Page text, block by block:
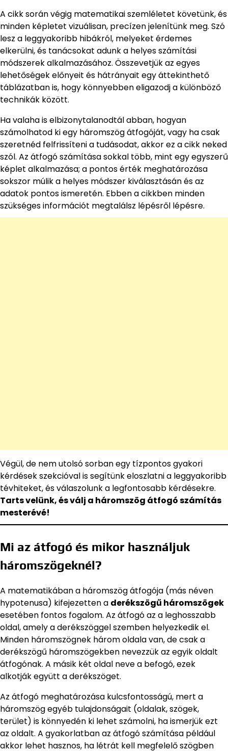
A cikk során végig matematikai szemléletet követünk, és
minden képletet vizuálisan, precízen jelenítünk meg. Szó
lesz a leggyakoribb hibákról, melyeket érdemes
elkerülni, és tanácsokat adunk a helyes számítási
módszerek alkalmazásához. Összevetjük az egyes
lehetőségek előnyeit és hátrányait egy áttekinthető
táblázatban is, hogy könnyebben eligazodj a különböző
technikák között.
Ha valaha is elbizonytalanodtál abban, hogyan
számolhatod ki egy háromszög átfogóját, vagy ha csak
szeretnéd felfrissíteni a tudásodat, akkor ez a cikk neked
szól. Az átfogó számítása sokkal több, mint egy egyszerű
képlet alkalmazása; a pontos érték meghatározása
sokszor múlik a helyes módszer kiválasztásán és az
adatok pontos ismeretén. Ebben a cikkben minden
szükséges információt megtalálsz lépésről lépésre.
Végül, de nem utolsó sorban egy tízpontos gyakori
kérdések szekcióval is segítünk eloszlatni a leggyakoribb
tévhiteket, és válaszolunk a legfontosabb kérdésekre.
Tarts velünk, és válj a háromszög átfogó számítás
mesterévé!
Mi az átfogó és mikor használjuk
háromszögeknél?
A matematikában a háromszög átfogója (más néven
hypotenusa) kifejezetten a derékszögű háromszögek
esetében fontos fogalom. Az átfogó az a leghosszabb
oldal, amely a derékszöggel szemben helyezkedik el.
Minden háromszögnek három oldala van, de csak a
derékszögű háromszögekben nevezzük az egyik oldalt
átfogónak. A másik két oldal neve a befogó, ezek
alkotják együtt a derékszöget.
Az átfogó meghatározása kulcsfontosságú, mert a
háromszög egyéb tulajdonságait (oldalak, szögek,
terület) is könnyedén ki lehet számolni, ha ismerjük ezt
az oldalt. A gyakorlatban az átfogó számítása például
akkor lehet hasznos, ha létrát kell megfelelő szögben